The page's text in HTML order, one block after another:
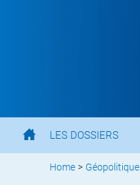
LES DOSSIERS
Home > Géopolitique